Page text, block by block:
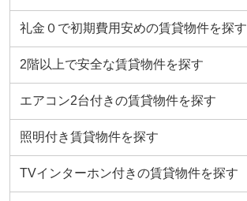
礼金０で初期費用安めの賃貸物件を探す
2階以上で安全な賃貸物件を探す
エアコン2台付きの賃貸物件を探す
照明付き賃貸物件を探す
TVインターホン付きの賃貸物件を探す